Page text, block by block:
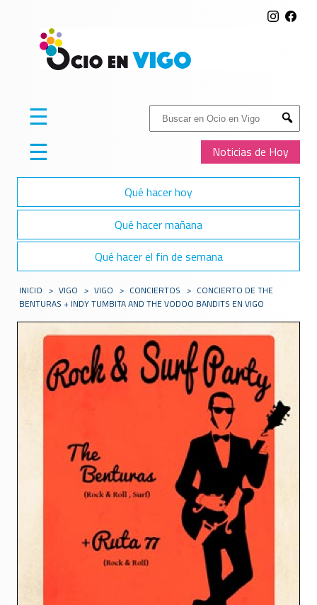
Buscar:
Submit
Noticias de Hoy
☰
☰
Qué hacer hoy
Qué hacer mañana
Qué hacer el fin de semana
INICIO > VIGO > VIGO > CONCIERTOS > CONCIERTO DE THE
BENTURAS + INDY TUMBITA AND THE VODOO BANDITS EN VIGO